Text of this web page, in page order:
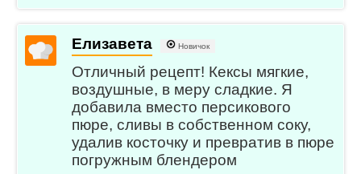
Елизавета Новичок
Отличный рецепт! Кексы мягкие,
воздушные, в меру сладкие. Я
добавила вместо персикового
пюре, сливы в собственном соку,
удалив косточку и превратив в пюре
погружным блендером